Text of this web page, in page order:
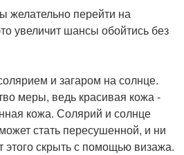
желательно перейти на
увеличит шансы обойтись без
и загаром на солнце.
меры, ведь красивая кожа -
кожа. Солярий и солнце
стать пересушенной, и ни
этого скрыть с помощью визажа.